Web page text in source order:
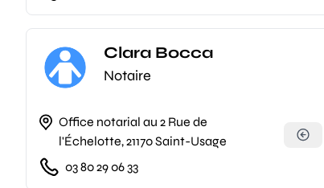
Clara Bocca
Notaire
Office notarial au 2 Rue de
l'Échelotte, 21170 Saint-Usage
03 80 29 06 33